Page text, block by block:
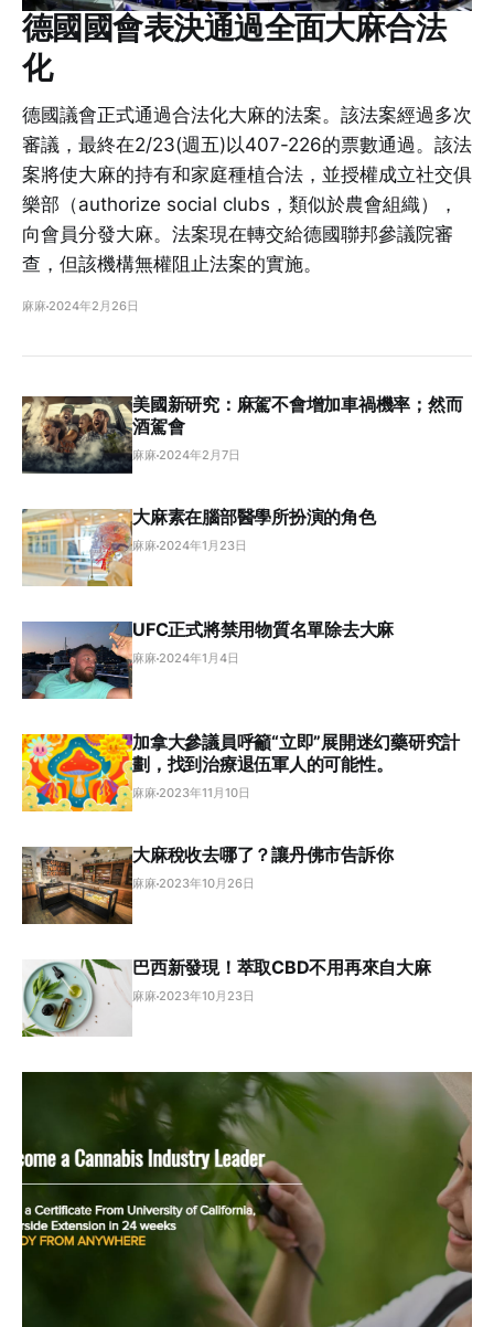
德國國會表決通過全面大麻合法
化
德國議會正式通過合法化大麻的法案。該法案經過多次
審議，最終在2/23(週五)以407-226的票數通過。該法
案將使大麻的持有和家庭種植合法，並授權成立社交俱
樂部（authorize social clubs，類似於農會組織），
向會員分發大麻。法案現在轉交給德國聯邦參議院審
查，但該機構無權阻止法案的實施。
麻麻 2024年2月26日
美國新研究：麻駕不會增加車禍機率；然而
酒駕會
麻麻 2024年2月7日
大麻素在腦部醫學所扮演的角色
麻麻 2024年1月23日
UFC正式將禁用物質名單除去大麻
麻麻 2024年1月4日
加拿大參議員呼籲“立即”展開迷幻藥研究計
劃，找到治療退伍軍人的可能性。
麻麻 2023年11月10日
大麻稅收去哪了？讓丹佛市告訴你
麻麻 2023年10月26日
巴西新發現！萃取CBD不用再來自大麻
麻麻 2023年10月23日